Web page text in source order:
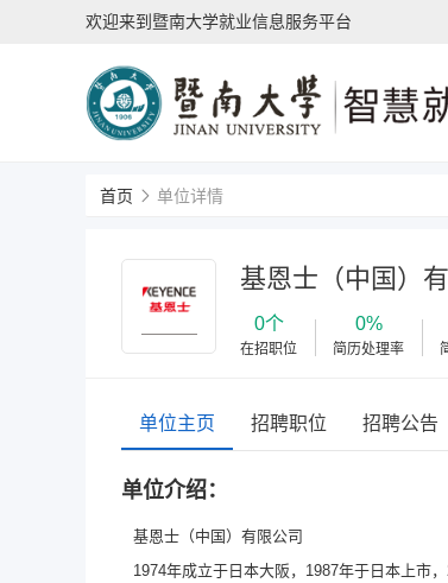
欢迎来到暨南大学就业信息服务平台
首页 单位详情
基恩士（中国）
0个
在招职位
0%
简历处理率
单位主页 招聘职位 招聘公告
单位介绍：
基恩士（中国）有限公司
1974年成立于日本大阪，1987年于日本上市